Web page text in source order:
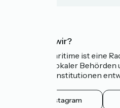
Wer sind wir?
Die Vélomaritime ist eine
Netzwerk lokaler Behörden
Tourismusinstitutionen
Instagram